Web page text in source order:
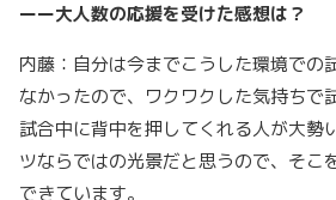
ーー大人数の応援を受けた感想は？
内藤：自分は今までこうした環境での
なかったので、ワクワクした気持ちで
試合中に背中を押してくれる人が大勢
ツならではの光景だと思うので、そこ
できています。